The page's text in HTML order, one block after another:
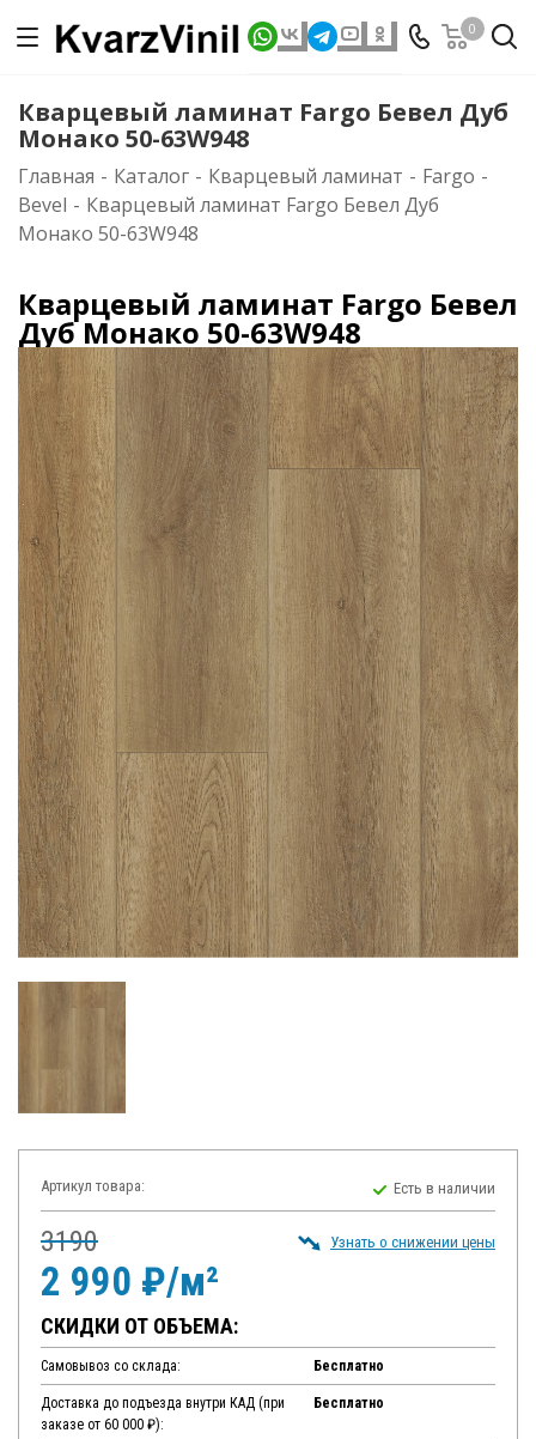
0
Кварцевый ламинат Fargo Бевел Дуб
Монако 50-63W948
Главная - Каталог - Кварцевый ламинат - Fargo -
Bevel - Кварцевый ламинат Fargo Бевел Дуб
Монако 50-63W948
Кварцевый ламинат Fargo Бевел
Дуб Монако 50-63W948
Артикул товара: Есть в наличии
3190
2 990 ₽/м²
Узнать о снижении цены
СКИДКИ ОТ ОБЪЕМА:
Самовывоз со склада: Бесплатно
Доставка до подъезда внутри КАД (при
заказе от 60 000 ₽):
Бесплатно